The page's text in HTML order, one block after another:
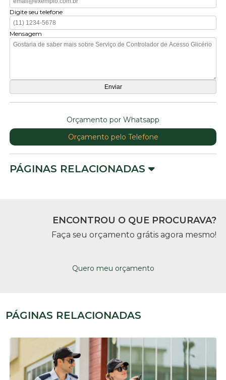
Digite seu telefone
Mensagem
Orçamento por Whatsapp
Orçamento pelo Telefone
PÁGINAS RELACIONADAS
ENCONTROU O QUE PROCURAVA?
Faça seu orçamento grátis agora mesmo!
Quero meu orçamento
PÁGINAS RELACIONADAS